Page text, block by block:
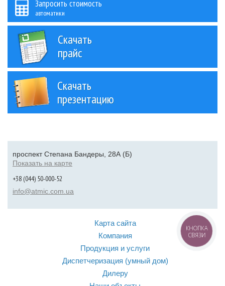
Запросить стоимость
автоматики
Скачать
прайс
Скачать
презентацию
проспект Степана Бандеры, 28А (Б)
Показать на карте
+38 (044) 50-000-52
info@atmic.com.ua
Карта сайта
Компания
Продукция и услуги
Диспетчеризация (умный дом)
Дилеру
КНОПКА
СВЯЗИ